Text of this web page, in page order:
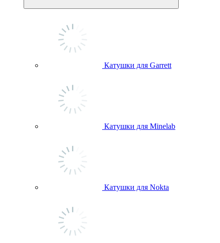
Катушки для Garrett
Катушки для Minelab
Катушки для Nokta